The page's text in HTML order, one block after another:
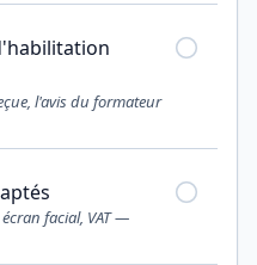
l'avis du formateur
facial, VAT —